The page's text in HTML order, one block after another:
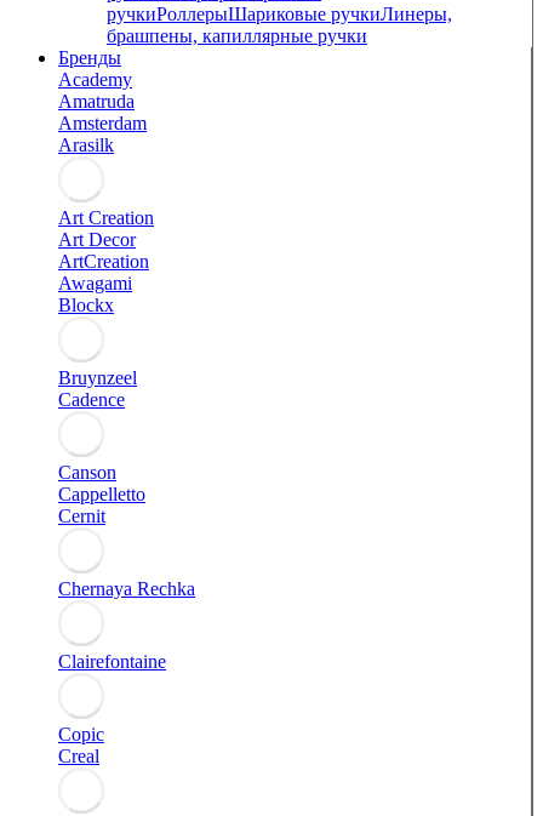
ручкиРоллерыШариковые ручкиЛинеры,
брашпены, капиллярные ручки
Бренды
Academy
Amatruda
Amsterdam
Arasilk
Art Creation
Art Decor
ArtCreation
Awagami
Blockx
Bruynzeel
Cadence
Canson
Cappelletto
Cernit
Chernaya Rechka
Clairefontaine
Copic
Creal